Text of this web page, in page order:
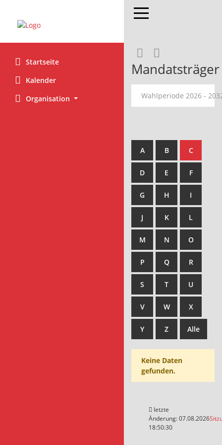
Startseite
Kalender
Organisation
Toggle navigation
Mandatsträger
Wahlperiode 2026 -
A B C
D E F
G H I
J K L
M N O
P Q R
S T U
V W X
Y Z Alle
Keine Daten
gefunden.
letzte
Änderung: 07.08.2026
18:50:30